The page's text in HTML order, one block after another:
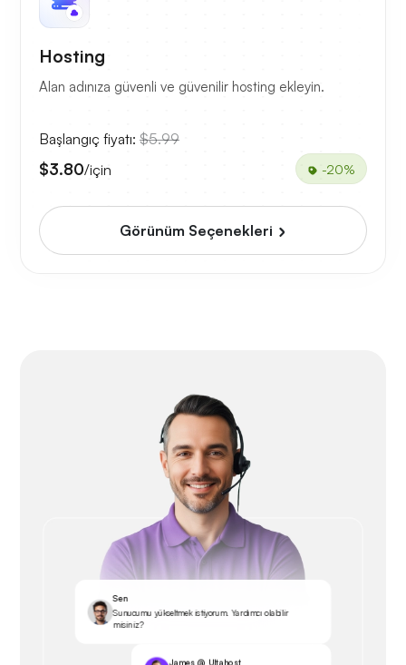
Hosting
Alan adınıza güvenli ve güvenilir hosting ekleyin.
Başlangıç fiyatı: $5.99
$3.80/için -20%
Görünüm Seçenekleri
Sen
Sunucumu yükseltmek istiyorum. Yardımcı olabilir
misiniz?
James @ Ultahost